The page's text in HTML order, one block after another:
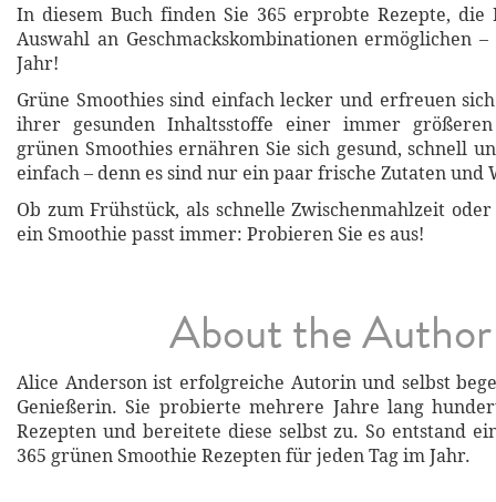
In diesem Buch finden Sie 365 erprobte Rezepte, die
Auswahl an Geschmackskombinationen ermöglichen
Jahr!
Grüne Smoothies sind einfach lecker und erfreuen
ihrer gesunden Inhaltsstoffe einer immer
grünen Smoothies ernähren Sie sich gesund, schnell
einfach – denn es sind nur ein paar frische Zutaten und
Ob zum Frühstück, als schnelle Zwischenmahlzeit oder
ein Smoothie passt immer: Probieren Sie es aus!
About the Author
Alice Anderson ist erfolgreiche Autorin und selbst
Genießerin. Sie probierte mehrere Jahre lang
Rezepten und bereitete diese selbst zu. So entstand
365 grünen Smoothie Rezepten für jeden Tag im Jahr.